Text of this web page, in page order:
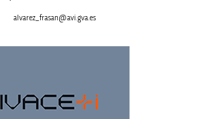
alvarez_frasan@avi.gva.es